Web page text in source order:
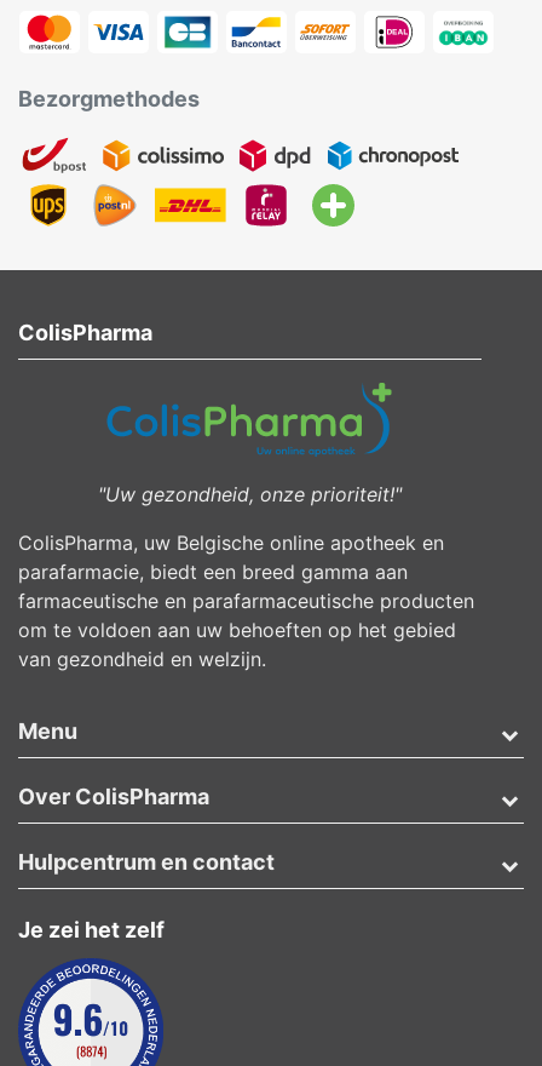
Bezorgmethodes
ColisPharma
"Uw gezondheid, onze prioriteit!"
ColisPharma, uw Belgische online apotheek en
parafarmacie, biedt een breed gamma aan
farmaceutische en parafarmaceutische producten
om te voldoen aan uw behoeften op het gebied
van gezondheid en welzijn.
Menu
Over ColisPharma
Je zei het zelf
Hulpcentrum en contact